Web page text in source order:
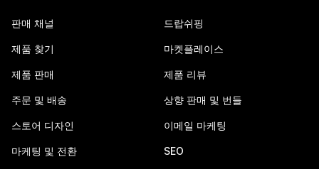
판매 채널
제품 찾기
제품 판매
주문 및 배송
스토어 디자인
마케팅 및 전환
드랍쉬핑
마켓플레이스
제품 리뷰
상향 판매 및 번들
이메일 마케팅
SEO